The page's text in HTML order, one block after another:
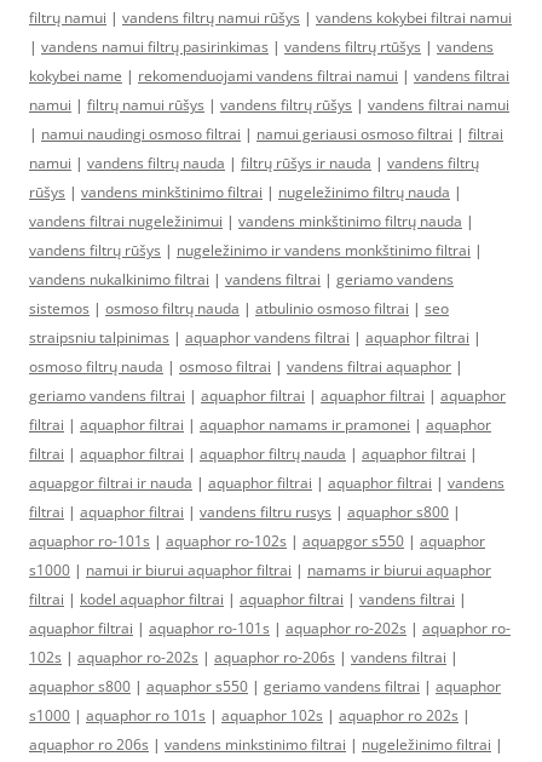
filtrų namui | vandens filtrų namui rūšys | vandens kokybei filtrai namui
| vandens namui filtrų pasirinkimas | vandens filtrų rtūšys | vandens
kokybei name | rekomenduojami vandens filtrai namui | vandens filtrai
namui | filtrų namui rūšys | vandens filtrų rūšys | vandens filtrai namui
| namui naudingi osmoso filtrai | namui geriausi osmoso filtrai | filtrai
namui | vandens filtrų nauda | filtrų rūšys ir nauda | vandens filtrų
rūšys | vandens minkštinimo filtrai | nugeležinimo filtrų nauda |
vandens filtrai nugeležinimui | vandens minkštinimo filtrų nauda |
vandens filtrų rūšys | nugeležinimo ir vandens monkštinimo filtrai |
vandens nukalkinimo filtrai | vandens filtrai | geriamo vandens
sistemos | osmoso filtrų nauda | atbulinio osmoso filtrai | seo
straipsniu talpinimas | aquaphor vandens filtrai | aquaphor filtrai |
osmoso filtrų nauda | osmoso filtrai | vandens filtrai aquaphor |
geriamo vandens filtrai | aquaphor filtrai | aquaphor filtrai | aquaphor
filtrai | aquaphor filtrai | aquaphor namams ir pramonei | aquaphor
filtrai | aquaphor filtrai | aquaphor filtrų nauda | aquaphor filtrai |
aquapgor filtrai ir nauda | aquaphor filtrai | aquaphor filtrai | vandens
filtrai | aquaphor filtrai | vandens filtru rusys | aquaphor s800 |
aquaphor ro-101s | aquaphor ro-102s | aquapgor s550 | aquaphor
s1000 | namui ir biurui aquaphor filtrai | namams ir biurui aquaphor
filtrai | kodel aquaphor filtrai | aquaphor filtrai | vandens filtrai |
aquaphor filtrai | aquaphor ro-101s | aquaphor ro-202s | aquaphor ro-
102s | aquaphor ro-202s | aquaphor ro-206s | vandens filtrai |
aquaphor s800 | aquaphor s550 | geriamo vandens filtrai | aquaphor
s1000 | aquaphor ro 101s | aquaphor 102s | aquaphor ro 202s |
aquaphor ro 206s | vandens minkstinimo filtrai | nugeležinimo filtrai |